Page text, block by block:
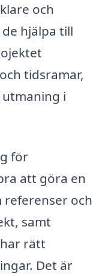
och
hjälpa till
tidsramar,
i
för
att göra en
referenser och
samt
rätt
Det är